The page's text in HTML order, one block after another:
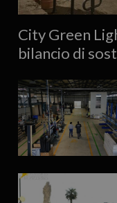
City Green
bilancio di